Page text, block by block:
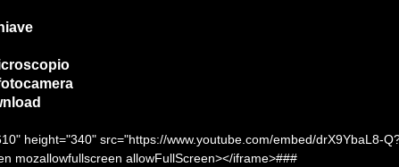
height="340" src="https://www.youtube.com/embed/drX9YbaL8-
mozallowfullscreen allowFullScreen></iframe>###